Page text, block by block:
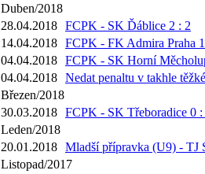
Duben/2018
28.04.2018 FCPK - SK Ďáblice 2 : 2
14.04.2018 FCPK - FK Admira Praha
04.04.2018 FCPK - SK Horní
04.04.2018 Nedat penaltu v takhle
Březen/2018
30.03.2018 FCPK - SK Třeboradice 0 :
Leden/2018
20.01.2018 Mladší přípravka (U9) - TJ
Listopad/2017